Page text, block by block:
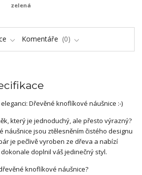
zelená
Komentáře 0
Dřevěné knoflíkové náušnice :-)
který je jednoduchý, ale přesto výrazný?
náušnice jsou ztělesněním čistého designu
je pečlivě vyroben ze dřeva a nabízí
doplnil váš jedinečný styl.
knoflíkové náušnice?